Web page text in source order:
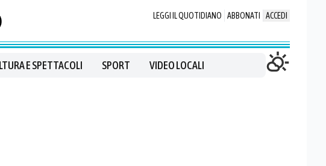
LEGGI IL QUOTIDIANO ABBONATI ACCEDI
E SPETTACOLI SPORT VIDEO LOCALI